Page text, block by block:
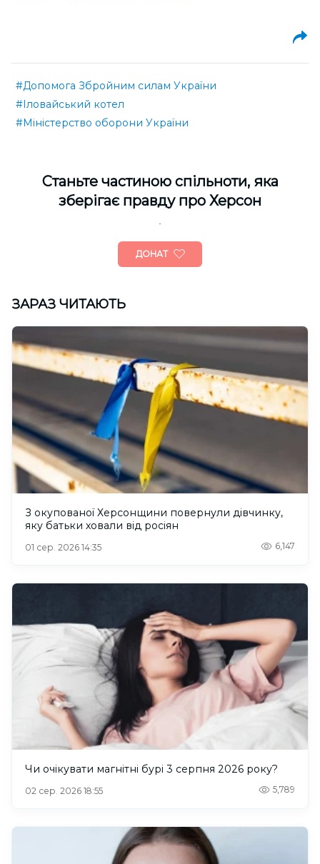
#Допомога Збройним силам України
#Іловайський котел
#Міністерство оборони України
Cтаньте частиною спільноти, яка
зберігає правду про Херсон
ДОНАТ
ЗАРАЗ ЧИТАЮТЬ
З окупованої Херсонщини повернули дівчинку,
яку батьки ховали від росіян
01 сер. 2026 14:35 6,147
Чи очікувати магнітні бурі 3 серпня 2026 року?
02 сер. 2026 18:55 5,789